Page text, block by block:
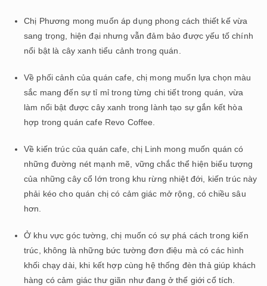
Chị Phương mong muốn áp dụng phong cách thiết kế vừa
sang trọng, hiện đại nhưng vẫn đảm bảo được yếu tố chính
nổi bật là cây xanh tiểu cảnh trong quán.
Về phối cảnh của quán cafe, chị mong muốn lựa chọn màu
sắc mang đến sự tỉ mỉ trong từng chi tiết trong quán, vừa
làm nổi bật được cây xanh trong lành tạo sự gắn kết hòa
hợp trong quán cafe Revo Coffee.
Về kiến trúc của quán cafe, chị Linh mong muốn quán có
những đường nét mạnh mẽ, vững chắc thể hiện biểu tượng
của những cây cổ lớn trong khu rừng nhiệt đới, kiến trúc này
phải kéo cho quán chị có cảm giác mở rộng, có chiều sâu
hơn.
Ở khu vực góc tường, chị muốn có sự phá cách trong kiến
trúc, không là những bức tường đơn điệu mà có các hình
khối chạy dài, khi kết hợp cùng hệ thống đèn thả giúp khách
hàng có cảm giác thư giãn như đang ở thế giới cổ tích.